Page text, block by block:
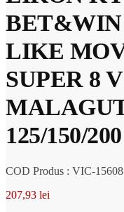
LIKE
SUPER 8
125/150/
COD Produs : VIC-15608
207,93 lei